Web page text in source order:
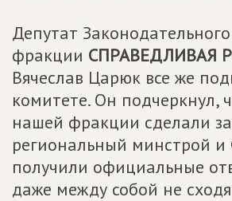
Депутат
фракции СПРАВЕДЛИВАЯ
Вячеслав Царюк все же
комитете. Он подчеркнул,
нашей фракции сделали
региональный минстрой
получили официальные
даже между собой не